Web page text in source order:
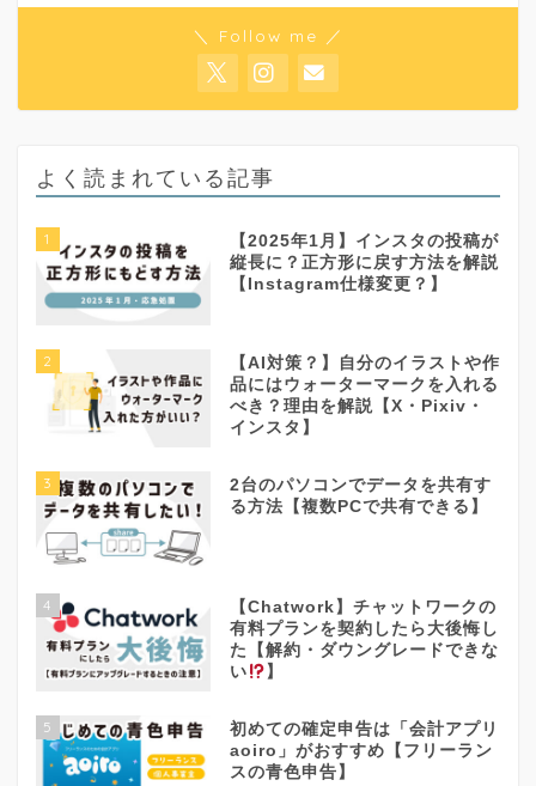
＼ Follow me ／
よく読まれている記事
1
【2025年1月】インスタの投稿が
縦長に？正方形に戻す方法を解説
【Instagram仕様変更？】
2
【AI対策？】自分のイラストや作
品にはウォーターマークを入れる
べき？理由を解説【X・Pixiv・
インスタ】
3
2台のパソコンでデータを共有す
る方法【複数PCで共有できる】
4
【Chatwork】チャットワークの
有料プランを契約したら大後悔し
た【解約・ダウングレードできな
い
】
5
初めての確定申告は「会計アプリ
aoiro」がおすすめ【フリーラン
スの青色申告】